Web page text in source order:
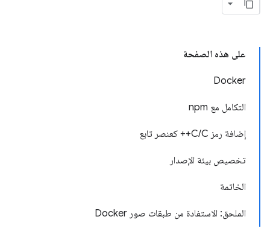
على هذه الصفحة
Docker
التكامل مع npm
إضافة رمز C/C++ كعنصر تابع
تخصيص بيئة الإصدار
الخاتمة
الملحق: الاستفادة من طبقات صور Docker